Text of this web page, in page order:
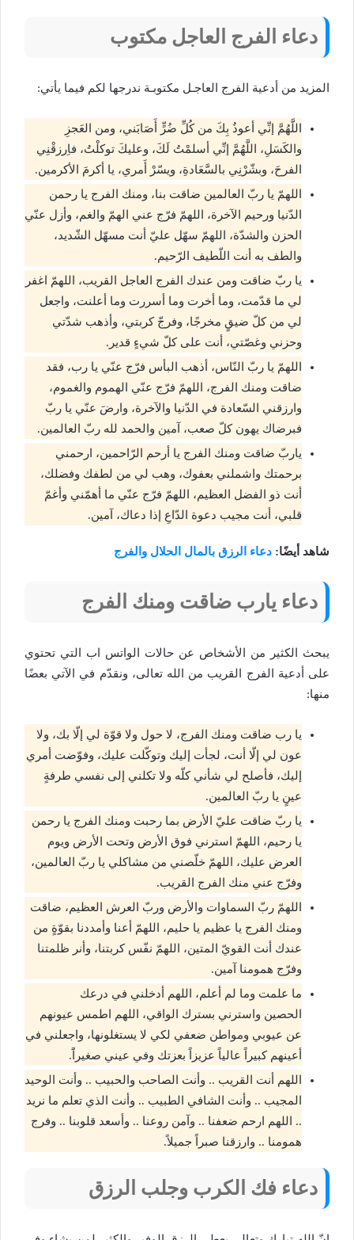
دعاء الفرج العاجل مكتوب
المزيد من أدعية الفرج العاجـل مكتوبـة ندرجها لكم فيما يأتي:
اللَّهُمَّ إنِّي أعوذُ بِكَ من كُلِّ ضُرٍّ أَصَابَني، ومن العَجزِ
والكَسَلِ، اللَّهُمَّ إنِّي أسلمْتُ لَكَ، وعليكَ توكلْتُ، فاِرزقْنِي
الفرحَ، وبشّرْنِي بالسَّعَادةِ، ويسّرْ أَمري، يا أكرمَ الأكرمين.
اللهمّ يا ربّ العالمين ضاقت بنا، ومنك الفرج يا رحمن
الدّنيا ورحيم الآخرة، اللهمّ فرّج عني الهمّ والغم، وأزل عنّي
الحزن والشدّة، اللهمّ سهّل عليّ أنت مسهّل الشّديد،
والطف به أنت اللّطيف الرّحيم.
يا ربّ ضاقت ومن عندك الفرج العاجل القريب، اللهمّ اغفر
لي ما قدّمت، وما أخرت وما أسررت وما أعلنت، واجعل
لي من كلّ ضيقٍ مخرجًا، وفرجّ كربتي، وأذهب شدّتي
وحزني وغصّتي، أنت على كلّ شيءٍ قدير.
اللهمّ يا ربّ النّاس، أذهب البأس فرّج عنّي يا رب، فقد
ضاقت ومنك الفرج، اللهمّ فرّج عنّي الهموم والغموم،
وارزقني السّعادة في الدّنيا والآخرة، وارضَ عنّي يا ربّ
فبرضاك يهون كلّ صعب، آمين والحمد لله ربّ العالمين.
ياربّ ضاقت ومنك الفرج يا أرحم الرّاحمين، ارحمني
برحمتك واشملني بعفوك، وهب لي من لطفك وفضلك،
أنت ذو الفضل العظيم، اللهمّ فرّج عنّي ما أهمّني وأغمّ
قلبي، أنت مجيب دعوة الدّاعِ إذا دعاك، آمين.
شاهد أيضًا: دعاء الرزق بالمال الحلال والفرج
دعاء يارب ضاقت ومنك الفرج
يبحث الكثير من الأشخاص عن حالات الواتس اب التي تحتوي
على أدعية الفرج القريب من الله تعالى، ونقدّم في الآتي بعضًا
منها:
يا رب ضاقت ومنك الفرج، لا حول ولا قوّة لي إلّا بك، ولا
عون لي إلّا أنت، لجأت إليك وتوكّلت عليك، وفوّضت أمري
إليك، فأصلح لي شأني كلّه ولا تكلني إلى نفسي طرفةٍ
عينٍ يا ربّ العالمين.
يا ربّ ضاقت عليّ الأرض بما رحبت ومنك الفرج يا رحمن
يا رحيم، اللهمّ استرني فوق الأرض وتحت الأرض ويوم
العرض عليك، اللهمّ خلّصني من مشاكلي يا ربّ العالمين،
وفرّج عني منك الفرج القريب.
اللهمّ ربّ السماوات والأرض وربّ العرش العظيم، ضاقت
ومنك الفرج يا عظيم يا حليم، اللهمّ أعنا وأمددنا بقوّةٍ من
عندك أنت القويّ المتين، اللهمّ نفّس كربتنا، وأنر ظلمتنا
وفرّج همومنا آمين.
ما علمت وما لم أعلم، اللهم أدخلني في درعك
الحصين واسترني بسترك الواقي، اللهم اطمس عيونهم
عن عيوبي ومواطن ضعفي لكي لا يستغلونها، واجعلني في
أعينهم كبيراً عالياً عزيزاً بعزتك وفي عيني صغيراًَ.
اللهم أنت القريب .. وأنت الصاحب والحبيب .. وأنت الوحيد
المجيب .. وأنت الشافي الطبيب .. وأنت الذي تعلم ما نريد
.. اللهم ارحم ضعفنا .. وآمن روعنا .. وأسعد قلوبنا .. وفرج
همومنا .. وارزقنا صبراً جميلاً.
دعاء فك الكرب وجلب الرزق